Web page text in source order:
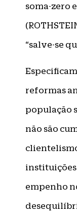
soma-zero
“salve-se
reformas
população
não são
empenho